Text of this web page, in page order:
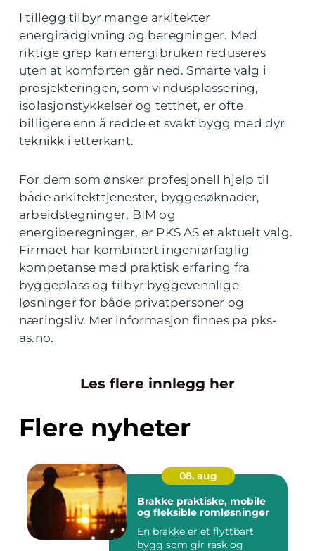
I tillegg tilbyr mange arkitekter
energirådgivning og beregninger. Med
riktige grep kan energibruken reduseres
uten at komforten går ned. Smarte valg i
prosjekteringen, som vindusplassering,
isolasjonstykkelser og tetthet, er ofte
billigere enn å redde et svakt bygg med dyr
teknikk i etterkant.
For dem som ønsker profesjonell hjelp til
både arkitekttjenester, byggesøknader,
arbeidstegninger, BIM og
energiberegninger, er PKS AS et aktuelt valg.
Firmaet har kombinert ingeniørfaglig
kompetanse med praktisk erfaring fra
byggeplass og tilbyr byggevennlige
løsninger for både privatpersoner og
næringsliv. Mer informasjon finnes på pks-
as.no.
Les flere innlegg her
Flere nyheter
08. aug
Brakke praktiske, mobile
og fleksible romløsninger
En brakke er et flyttbart
bygg som gir rask og